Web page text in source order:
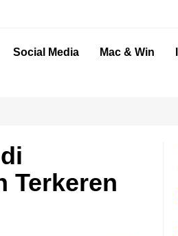
Social Media Mac & Win
Terkeren